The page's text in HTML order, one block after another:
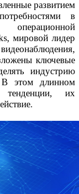
развитием
в
мировой лидер
ключевые
индустрию
В этом длинном
тенденции, их